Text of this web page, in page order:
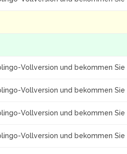
Vollversion und bekommen Sie
Vollversion und bekommen Sie
Vollversion und bekommen Sie
Vollversion und bekommen Sie